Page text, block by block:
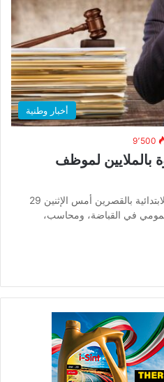
أخبار وطنية
9٬500
لموظف
أذنت النيابة العمومية بالمحكمة الابتدائية بالقصرين أمس الإثنين 29
عمومي في القباضة، ومحاسب،